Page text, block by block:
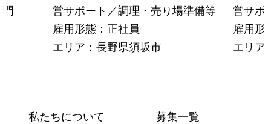
営サポート／調理・売り場準備等
雇用形態：正社員
エリア：長野県須坂市
営サポ
雇用形
エリア
私たちについて
募集一覧